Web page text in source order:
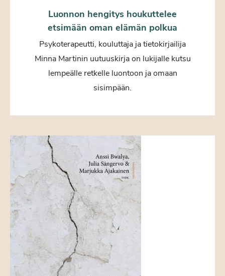
Luonnon hengitys houkuttelee
etsimään oman elämän polkua
Psykoterapeutti, kouluttaja ja tietokirjailija
Minna Martinin uutuuskirja on lukijalle kutsu
lempeälle retkelle luontoon ja omaan
sisimpään.